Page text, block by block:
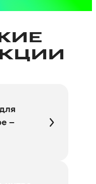
–